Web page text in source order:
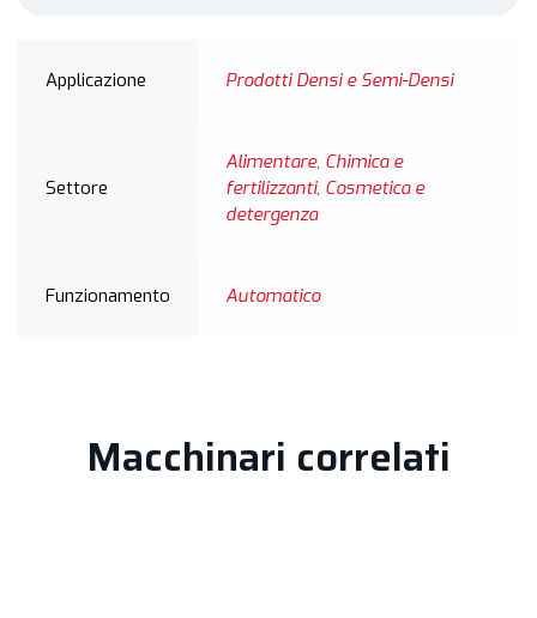
Applicazione Prodotti Densi e Semi-Densi
Settore
Alimentare, Chimica e
fertilizzanti, Cosmetica e
detergenza
Funzionamento Automatico
Macchinari correlati